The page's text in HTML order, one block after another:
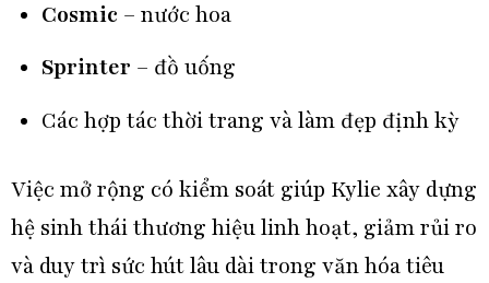
Cosmic – nước hoa
Sprinter – đồ uống
Các hợp tác thời trang và làm đẹp định kỳ
Việc mở rộng có kiểm soát giúp Kylie xây dựng
hệ sinh tháithương hiệulinh hoạt, giảm rủi ro
và duy trì sức hút lâu dài trong văn hóa tiêu